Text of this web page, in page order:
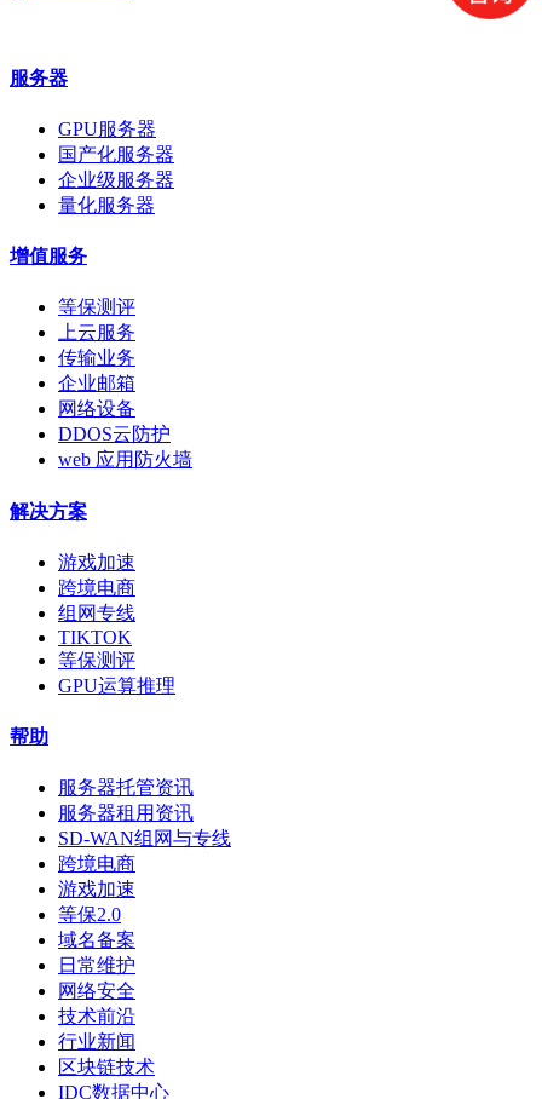
服务器
GPU服务器
国产化服务器
企业级服务器
量化服务器
增值服务
等保测评
上云服务
传输业务
企业邮箱
网络设备
DDOS云防护
web 应用防火墙
解决方案
游戏加速
跨境电商
组网专线
TIKTOK
等保测评
GPU运算推理
帮助
服务器托管资讯
服务器租用资讯
SD-WAN组网与专线
跨境电商
游戏加速
等保2.0
域名备案
日常维护
网络安全
技术前沿
行业新闻
区块链技术
IDC数据中心